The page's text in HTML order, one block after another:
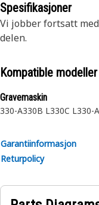
Spesifikasjoner
Vi jobber fortsatt
delen.
Kompatible modeller
Gravemaskin
330-A330B L330C L330-
Garantiinformasjon
Returpolicy